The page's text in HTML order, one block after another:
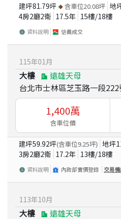
建坪81.79坪 含車位20.08坪 地
4房2廳2衛 17.5年 15樓/18樓
資料說明 信義成交
115年01 月
大樓
遠雄天母
台北市士林區芝玉路一段
1,400萬
含車位價
建坪59.92坪(含車位9.25坪) 地坪
3房2廳2衛 17.2年 13樓/18樓
資料說明 內政部實價登錄 交易
113年10月
大樓 遠雄天母